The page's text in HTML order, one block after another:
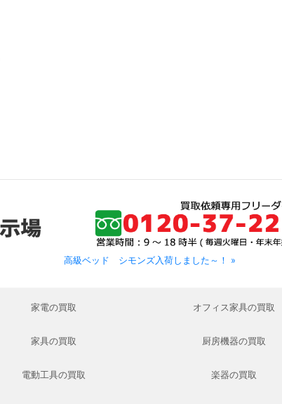
高級ベッド シモンズ入荷しました～！ »
家電の買取
家具の買取
電動工具の買取
オフィス家具の買取
厨房機器の買取
楽器の買取